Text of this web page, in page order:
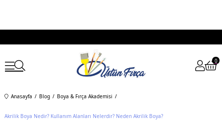
0
Anasayfa Blog Boya & Fırça Akademisi
Akrilik Boya Nedir? Kullanım Alanları Nelerdir? Neden Akrilik Boya?